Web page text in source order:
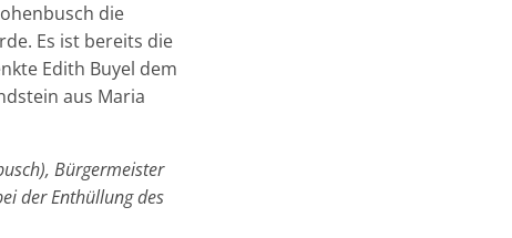
die
Es ist bereits die
Edith Buyel dem
aus Maria
Bürgermeister
der Enthüllung des